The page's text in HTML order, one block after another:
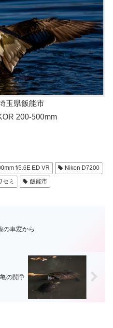
玉県飯能市
200-500mm
f/5.6E ED VR
Nikon D7200
セミ 飯能市
の車窓から
亀の闘争